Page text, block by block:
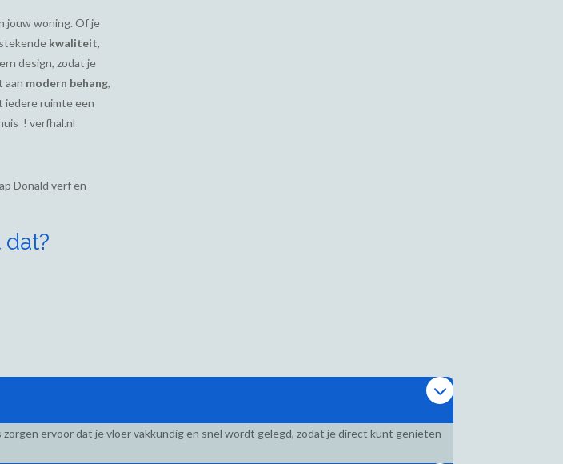
jouw woning. Of je
kwaliteit,
design, zodat je
aan modern behang,
iedere ruimte een
! verfhal.nl
Donald verf en
ervoor dat je vloer vakkundig en snel wordt gelegd, zodat je direct kunt genieten